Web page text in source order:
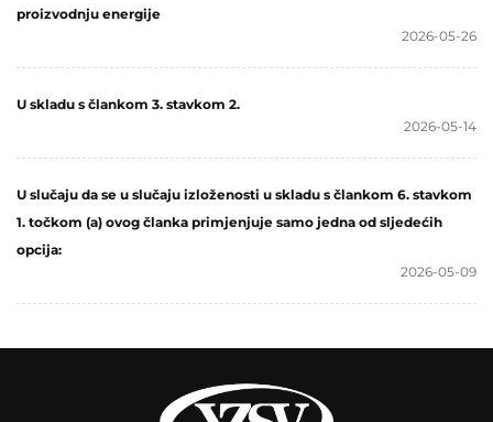
proizvodnju energije
2026-05-26
U skladu s člankom 3. stavkom 2.
2026-05-14
U slučaju da se u slučaju izloženosti u skladu s člankom 6. stavkom
1. točkom (a) ovog članka primjenjuje samo jedna od sljedećih
opcija:
2026-05-09